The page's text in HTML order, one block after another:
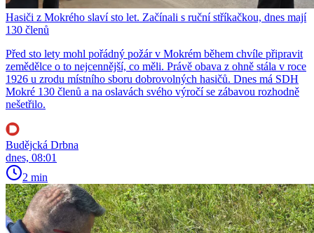
Hasiči z Mokrého slaví sto let. Začínali s ruční stříkačkou, dnes mají
130 členů
Před sto lety mohl pořádný požár v Mokrém během chvíle připravit
zemědělce o to nejcennější, co měli. Právě obava z ohně stála v roce
1926 u zrodu místního sboru dobrovolných hasičů. Dnes má SDH
Mokré 130 členů a na oslavách svého výročí se zábavou rozhodně
nešetřilo.
Budějcká Drbna
dnes, 08:01
2 min